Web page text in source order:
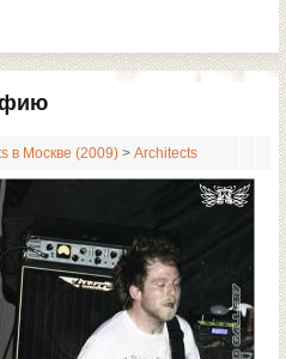
в Москве (2009) > Architects